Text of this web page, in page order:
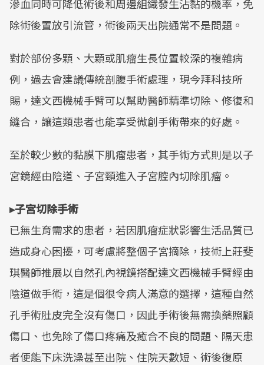
滲血同時可降低術後和周邊組織發生沾黏的機率，免
除術後置放引流管，術後兩天出院通常不是問題。
對於部份多顆、大顆或肌瘤生長位置較深的複雜病
例，過去會建議傳統剖腹手術處理，現今拜科技所
賜，達文西機械手臂可以幫助醫師精準切除、修復和
縫合，讓這類患者也能享受微創手術帶來的好處。
至於較少數的黏膜下肌瘤患者，其手術方式則是以子
宮鏡經由陰道、子宮頸進入子宮腔內切除肌瘤。
▸子宮切除手術
已無生育需求的患者，若因肌瘤症狀影響生活品質已
造成身心困擾，可考慮將整個子宮摘除，技術上莊斐
琪醫師推展以自然孔內視鏡搭配達文西機械手臂經由
陰道做手術，這是個很令病人滿意的選擇，這種自然
孔手術肚皮完全沒有傷口，因此手術後無需換藥照顧
傷口、也免除了傷口疼痛及癒合不良的問題、隔天患
者便能下床洗澡甚至出院、住院天數短、術後復原